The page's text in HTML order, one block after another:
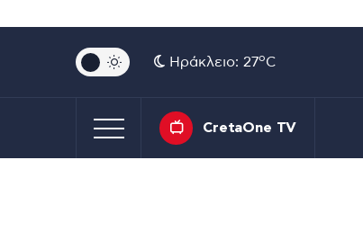
Ηράκλειο: 27oC
CretaOne TV